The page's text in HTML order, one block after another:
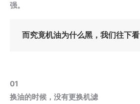
强。
而究竟机油为什么黑，我们往下看
01
换油的时候，没有更换机滤